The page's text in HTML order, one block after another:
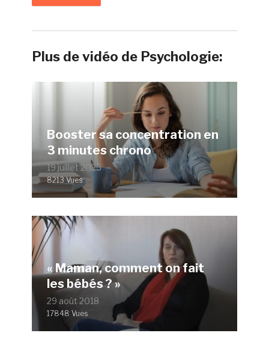
Plus de vidéo de Psychologie:
Booster sa concentration en
3 minutes chrono
19 juillet 2025
8213 Vues
« Maman, comment on fait
les bébés ? »
29 août 2018
17848 Vues